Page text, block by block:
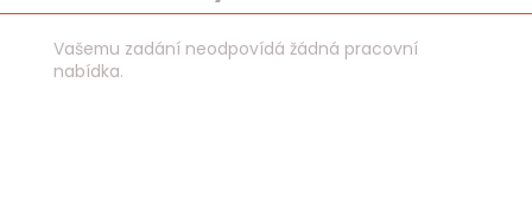
Vašemu zadání neodpovídá žádná pracovní
nabídka.